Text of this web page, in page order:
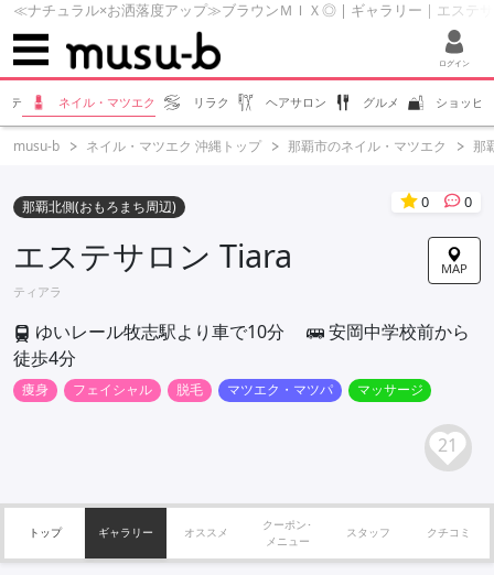
≪ナチュラル×お洒落度アップ≫ブラウンＭＩＸ◎ | ギャラリー | エステ
ログイン
テ ネイル・マツエク リラク ヘアサロン グルメ ショッピ
musu-b ネイル・マツエク 沖縄トップ 那覇市のネイル・マツエク 那
那覇北側(おもろまち周辺) 0 0
MAP
エステサロン Tiara
ティアラ
ゆいレール牧志駅より車で10分
安岡中学校前から
徒歩4分
痩身 フェイシャル 脱毛 マツエク・マツパ マッサージ
21
トップ ギャラリー オススメ
クーポン･
メニュー
スタッフ クチコミ